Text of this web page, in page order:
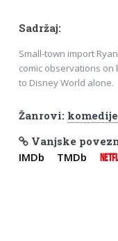
Sadržaj:
Small-town import
comic observations
to Disney World alone.
Žanrovi: komedije
Vanjske
IMDb TMDb